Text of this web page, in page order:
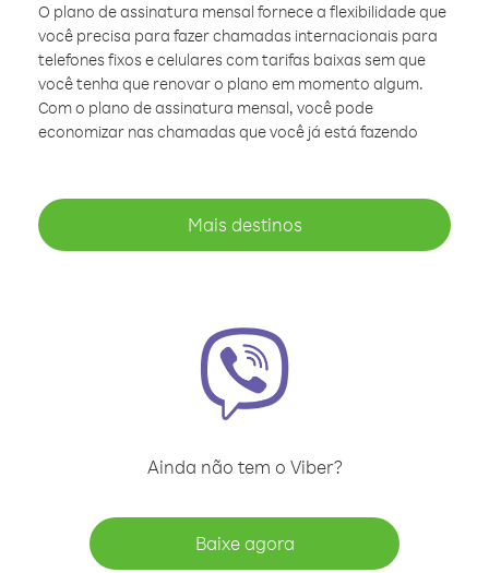
O plano de assinatura mensal fornece a flexibilidade que
você precisa para fazer chamadas internacionais para
telefones fixos e celulares com tarifas baixas sem que
você tenha que renovar o plano em momento algum.
Com o plano de assinatura mensal, você pode
economizar nas chamadas que você já está fazendo
Mais destinos
Ainda não tem o Viber?
Baixe agora